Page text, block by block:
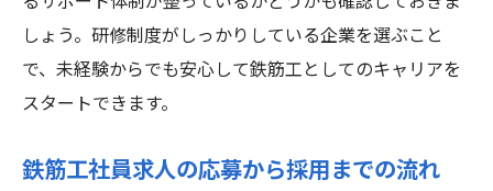
しょう。研修制度がしっかりしている企業を選ぶこと
で、未経験からでも安心して鉄筋工としてのキャリアを
スタートできます。
鉄筋工社員求人の応募から採用までの流れ